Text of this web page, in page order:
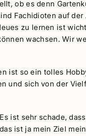
ob es denn
Fachidioten auf der
zu lernen ist
wachsen. Wir
ist so ein tolles
und sich von der
ist sehr schade,
ist ja mein Ziel